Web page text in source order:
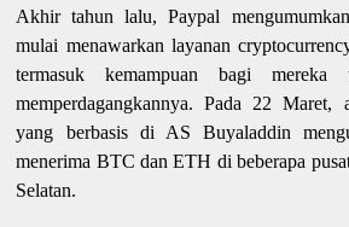
Akhir tahun lalu, Paypal
mulai menawarkan layanan
termasuk kemampuan bagi
memperdagangkannya. Pada 22 Maret,
yang berbasis di AS Buyaladdin
menerima BTC dan ETH di beberapa
Selatan.